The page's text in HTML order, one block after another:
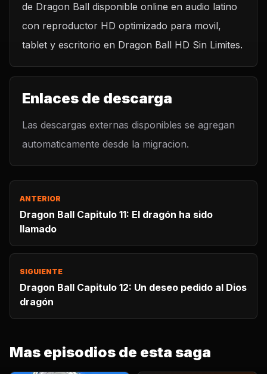
de Dragon Ball disponible online en audio latino
con reproductor HD optimizado para movil,
tablet y escritorio en Dragon Ball HD Sin Limites.
Enlaces de descarga
Las descargas externas disponibles se agregan
automaticamente desde la migracion.
ANTERIOR
Dragon Ball Capitulo 11: El dragón ha sido
llamado
SIGUIENTE
Dragon Ball Capitulo 12: Un deseo pedido al Dios
dragón
Mas episodios de esta saga